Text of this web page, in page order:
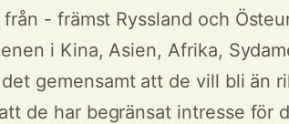
- främst Ryssland och
i Kina, Asien, Afrika,
gemensamt att de vill bli än
de har begränsat intresse för